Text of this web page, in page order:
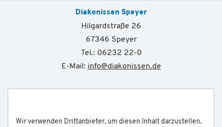
Diakonissen Speyer
Hilgardstraße 26
67346 Speyer
Tel.: 06232 22-0
E-Mail: info@diakonissen.de
Wir verwenden Drittanbieter, um diesen Inhalt darzustellen.